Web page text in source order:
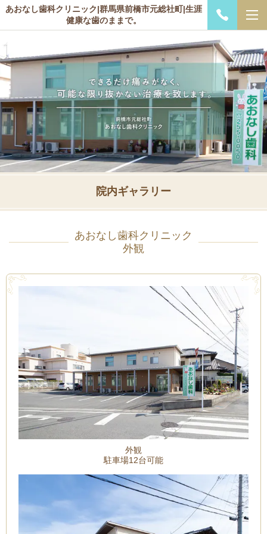
あおなし歯科クリニック|群馬県前橋市元総社町|生涯
健康な歯のままで。
院内ギャラリー
あおなし歯科クリニック
外観
外観
駐車場12台可能